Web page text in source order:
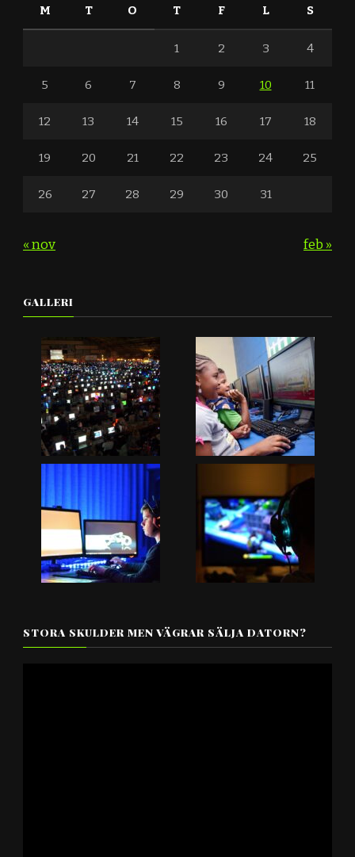
M T O T F L S
1 2 3 4
5 6 7 8 9 10 11
12 13 14 15 16 17 18
19 20 21 22 23 24 25
26 27 28 29 30 31
« nov feb »
GALLERI
STORA SKULDER MEN VÄGRAR SÄLJA DATORN?